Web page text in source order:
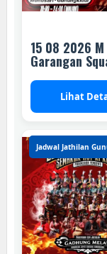
15 08 2026
Garangan
Lihat
Jadwal Jathilan